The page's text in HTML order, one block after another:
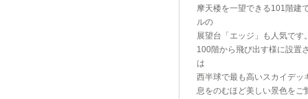
摩天楼を一望できる101階建
ルの
展望台「エッジ」も人気です
100階から飛び出す様に設置
は
西半球で最も高いスカイデッ
息をのむほど美しい景色をご